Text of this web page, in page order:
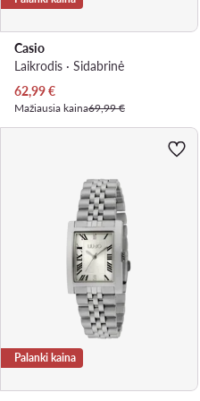
Casio
Laikrodis · Sidabrinė
Dabartinė kaina
62,99€
Mažiausia kaina69,99 €
Palanki kaina